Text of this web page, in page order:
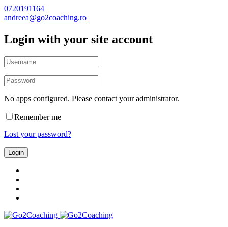
0720191164
andreea@go2coaching.ro
Login with your site account
No apps configured. Please contact your administrator.
Remember me
Lost your password?